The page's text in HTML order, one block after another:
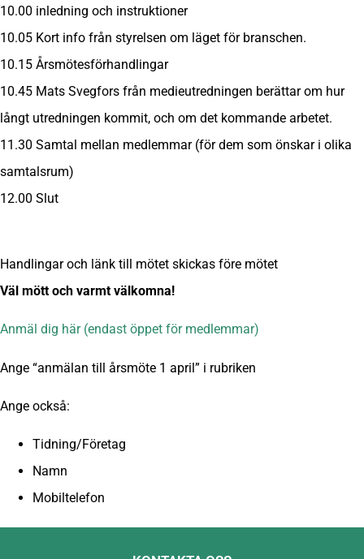
10.00 inledning och instruktioner
10.05 Kort info från styrelsen om läget för branschen.
10.15 Årsmötesförhandlingar
10.45 Mats Svegfors från medieutredningen berättar om hur
långt utredningen kommit, och om det kommande arbetet.
11.30 Samtal mellan medlemmar (för dem som önskar i olika
samtalsrum)
12.00 Slut
Handlingar och länk till mötet skickas före mötet
Väl mött och varmt välkomna!
Anmäl dig här (endast öppet för medlemmar)
Ange “anmälan till årsmöte 1 april” i rubriken
Ange också:
Tidning/Företag
Namn
Mobiltelefon